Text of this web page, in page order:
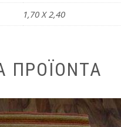
1,70 X 2,40
ΠΡΟΪΌΝΤΑ